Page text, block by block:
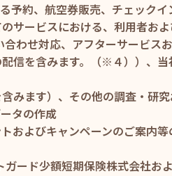
予約、航空券販売、チェック
ービスにおける、利用者お
わせ対応、アフターサービス
信を含みます。（※４））、
みます）、その他の調査・研
タの作成
よびキャンペーンのご案内
ド少額短期保険株式会社お